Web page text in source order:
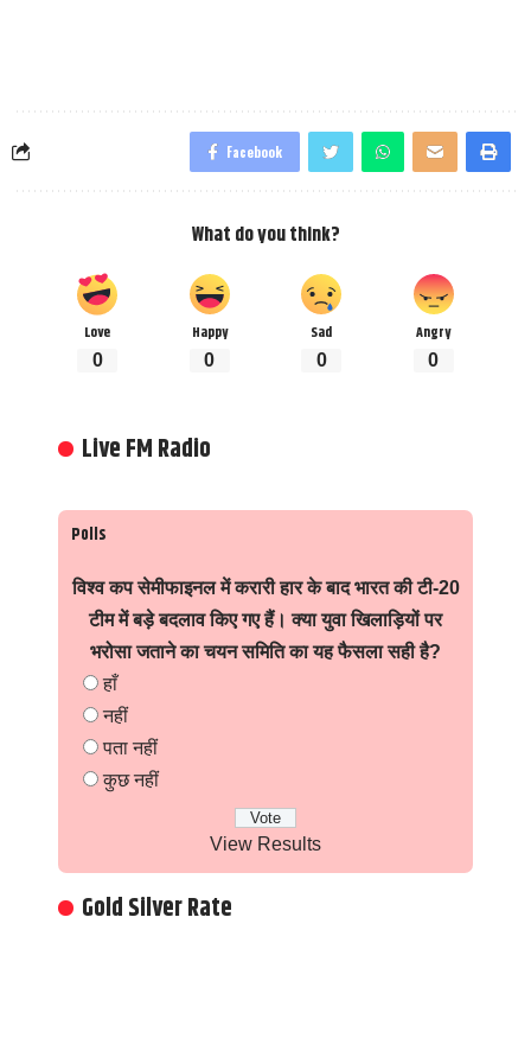
Facebook
What do you think?
Love
0
Happy
0
Sad
0
Angry
0
Live FM Radio
Polls
विश्व कप सेमीफाइनल में करारी हार के बाद भारत की टी-20
टीम में बड़े बदलाव किए गए हैं। क्या युवा खिलाड़ियों पर
भरोसा जताने का चयन समिति का यह फैसला सही है?
हाँ
नहीं
पता नहीं
कुछ नहीं
View Results
Gold Silver Rate